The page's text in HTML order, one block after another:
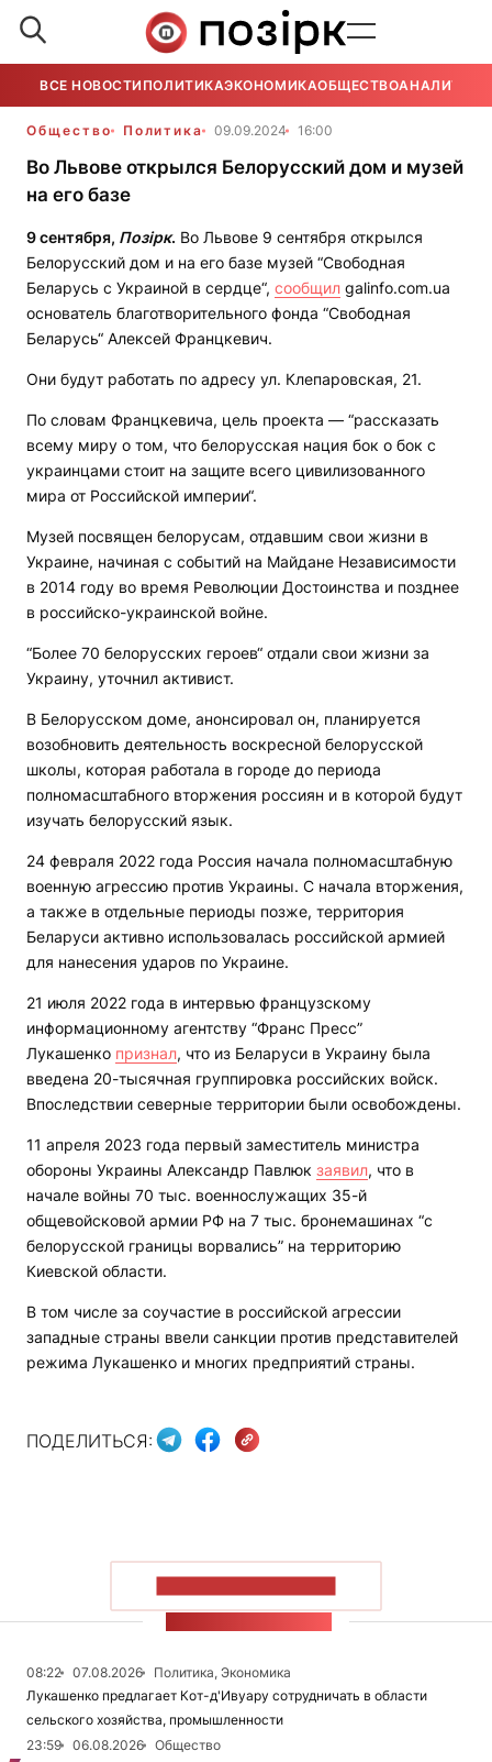
ВСЕ НОВОСТИ ПОЛИТИКАЭКОНОМИКАОБЩЕСТВОАНАЛИТИКА
Общество Политика 09.09.2024 16:00
Во Львове открылся Белорусский дом и музей
на его базе
9 сентября, Позірк. Во Львове 9 сентября открылся
Белорусский дом и на его базе музей “Свободная
Беларусь с Украиной в сердце“, сообщил galinfo.com.ua
основатель благотворительного фонда “Свободная
Беларусь“ Алексей Францкевич.
Они будут работать по адресу ул. Клепаровская, 21.
По словам Францкевича, цель проекта — “рассказать
всему миру о том, что белорусская нация бок о бок с
украинцами стоит на защите всего цивилизованного
мира от Российской империи“.
Музей посвящен белорусам, отдавшим свои жизни в
Украине, начиная с событий на Майдане Независимости
в 2014 году во время Революции Достоинства и позднее
в российско-украинской войне.
“Более 70 белорусских героев“ отдали свои жизни за
Украину, уточнил активист.
В Белорусском доме, анонсировал он, планируется
возобновить деятельность воскресной белорусской
школы, которая работала в городе до периода
полномасштабного вторжения россиян и в которой будут
изучать белорусский язык.
24 февраля 2022 года Россия начала полномасштабную
военную агрессию против Украины. С начала вторжения,
а также в отдельные периоды позже, территория
Беларуси активно использовалась российской армией
для нанесения ударов по Украине.
21 июля 2022 года в интервью французскому
информационному агентству “Франс Пресс”
Лукашенко признал, что из Беларуси в Украину была
введена 20-тысячная группировка российских войск.
Впоследствии северные территории были освобождены.
11 апреля 2023 года первый заместитель министра
обороны Украины Александр Павлюк заявил, что в
начале войны 70 тыс. военнослужащих 35-й
общевойсковой армии РФ на 7 тыс. бронемашинах “с
белорусской границы ворвались” на территорию
Киевской области.
В том числе за соучастие в российской агрессии
западные страны ввели санкции против представителей
режима Лукашенко и многих предприятий страны.
ПОДЕЛИТЬСЯ:
08:22 07.08.2026
Политика, Экономика
Лукашенко предлагает Кот-д'Ивуару сотрудничать в области
сельского хозяйства, промышленности
23:59
06.08.2026
Общество